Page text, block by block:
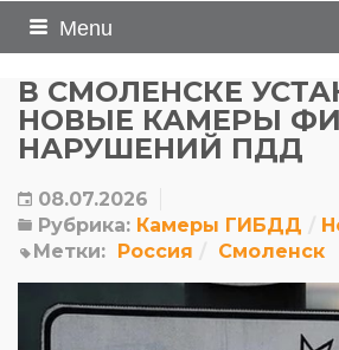
Menu
В СМОЛЕНСКЕ
НОВЫЕ КАМЕРЫ
НАРУШЕНИЙ ПДД
08.07.2026
Рубрика: Камеры ГИБДД
Метки: Россия Смоленск